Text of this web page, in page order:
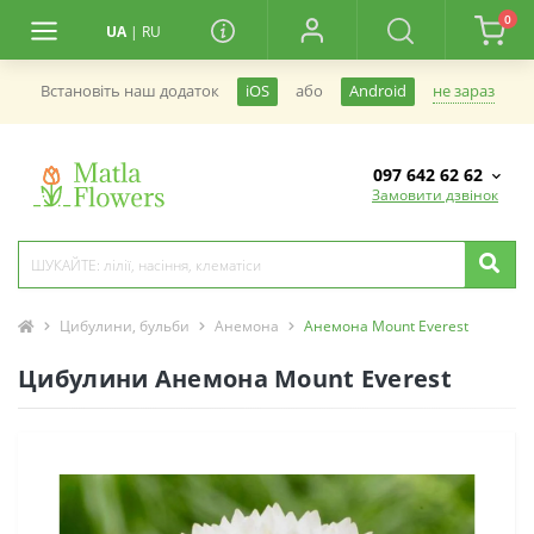
UA | RU
0
Встановiть наш додаток iOS або Android не зараз
097 642 62 62
Замовити дзвінок
Цибулини, бульби Анемона Анемона Mount Everest
Цибулини Анемона Mount Everest